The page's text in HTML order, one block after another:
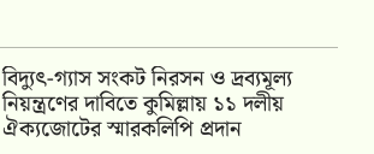
‎বিদ্যুৎ-গ্যাস সংকট নিরসন ও দ্রব্যমূল্য
নিয়ন্ত্রণের দাবিতে কুমিল্লায় ১১ দলীয়
ঐক‍্যজোটের স্মারকলিপি প্রদান